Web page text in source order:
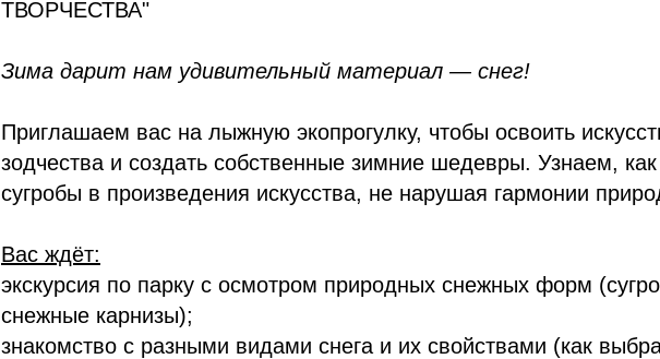
ТВОРЧЕСТВА"
Зима дарит нам удивительный материал — снег!
Приглашаем вас на лыжную экопрогулку, чтобы освоить
зодчества и создать собственные зимние шедевры. Узнаем, как
сугробы в произведения искусства, не нарушая гармонии
Вас ждёт:
экскурсия по парку с осмотром природных снежных форм
снежные карнизы);
знакомство с разными видами снега и их свойствами (как